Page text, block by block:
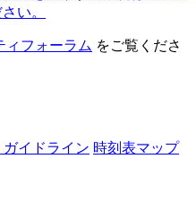
い。
ィフォーラム をご覧くださ
イドライン 時刻表マップ